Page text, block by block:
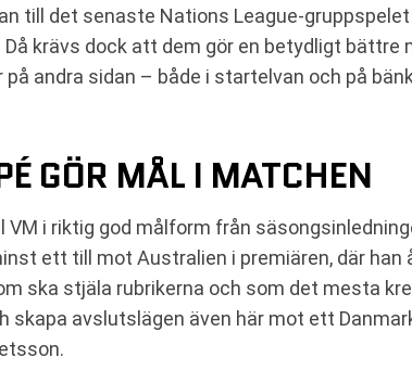
till det senaste Nations League-
Då krävs dock att dem gör en betydligt
andra sidan – både i startelvan och på
GÖR MÅL I MATCHEN
i riktig god målform från
ett till mot Australien i premiären, där han
ska stjäla rubrikerna och som det mesta
skapa avslutslägen även här mot ett